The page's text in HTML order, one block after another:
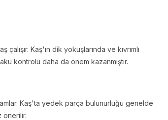
Kaş'ın dik yokuşlarında ve kıvrımlı
kontrolü daha da önem kazanmıştır.
Kaş'ta yedek parça bulunurluğu genelde
önerilir.